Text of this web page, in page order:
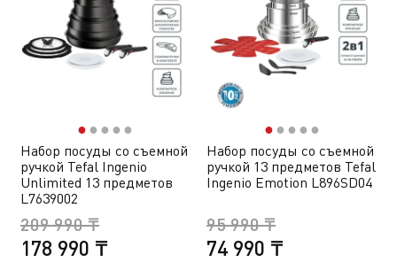
●● ● ● ●
Набор посуды со съемной
ручкой Tefal Ingenio
Unlimited 13 предметов
L7639002
178 990 ₸
209 990 ₸
●● ● ● ●
Набор посуды со съемной
ручкой 13 предметов Tefal
Ingenio Emotion L896SD04
74 990 ₸
95 990 ₸